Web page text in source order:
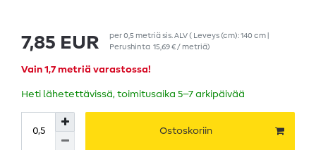
7,85 EUR per0,5 metriäsis. ALV( Leveys (cm): 140 cm |
Perushinta 15,69 € / metriä)
Vain 1,7 metriä varastossa!
Heti lähetettävissä, toimitusaika 5–7 arkipäivää
Ostoskoriin